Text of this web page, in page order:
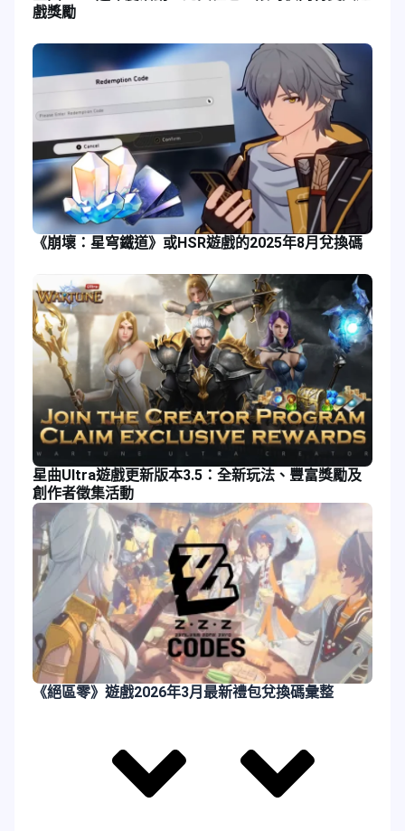
戲獎勵
《崩壞：星穹鐵道》或HSR遊戲的2025年8月兌換碼
星曲Ultra遊戲更新版本3.5：全新玩法、豐富獎勵及
創作者徵集活動
《絕區零》遊戲2026年3月最新禮包兌換碼彙整